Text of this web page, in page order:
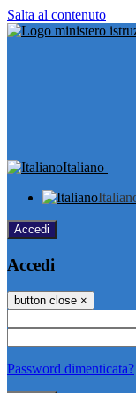
Salta al contenuto
Italiano
Accedi
Accedi
button close ×
Password dimenticata?